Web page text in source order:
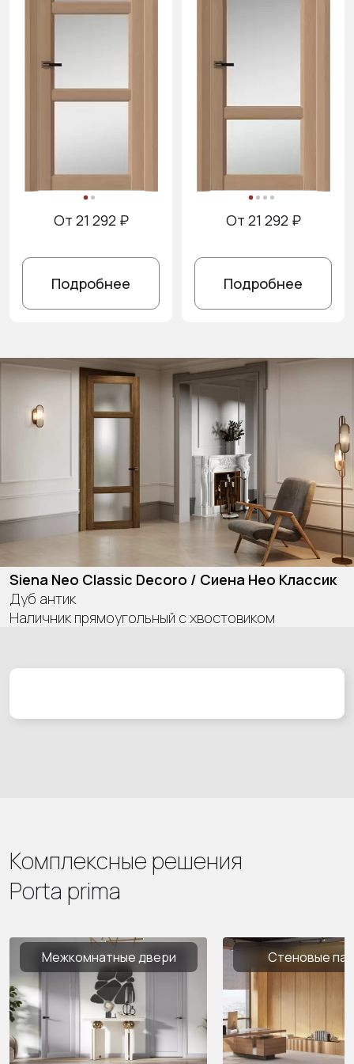
От 21 292 ₽
Подробнее
От 21 292 ₽
Подробнее
Siena Neo Classic Decoro / Сиена Нео Классик
Дуб антик
Наличник прямоугольный с хвостовиком
Комплексные решения
Porta prima
Межкомнатные двери Стеновые